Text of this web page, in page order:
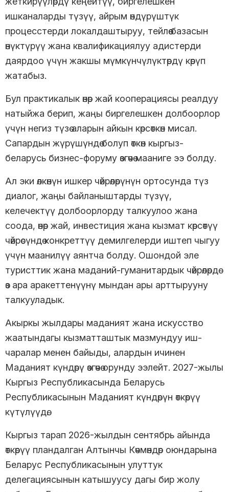
ишканаларды түзүү, айрым өндүрүштүк
процесстерди локалдаштыруу, тейлөө базасын
өнүктүрүү жана квалификациялуу адистерди
даярдоо үчүн жакшы мүмкүнчүлүктөрдү көрүп
жатабыз.
Бул практикалык өнөр жай кооперациясы реалдуу
натыйжа берип, жаңы биргелешкен долбоорлор
үчүн негиз түзө аларын айкын көрсөткөн мисал.
Сапардын жүрүшүндө болуп өткөн кыргыз-
беларусь бизнес-форуму өзгөчө мааниге ээ болду.
Ал эки өлкөнүн ишкер чөйрөлөрүнүн ортосунда түз
диалог, жаңы байланыштарды түзүү,
келечектүү долбоорлорду талкуулоо жана
соода, өнөр жай, инвестиция жана кызмат көрсөтүү
чөйрөсүндө конкреттүү демилгелерди иштеп чыгуу
үчүн маанилүү аянтча болду. Ошондой эле
туристтик жана маданий-гуманитардык чөйрөлөрдө
өз ара аракеттенүүнү мындан ары арттырууну
талкууладык.
Акыркы жылдары маданият жана искусство
жаатындагы кызматташтык мазмундуу иш-
чаралар менен байыды, алардын ичинен
Маданият күндөрү өзгөчө орунду ээлейт. 2027-жылы
Кыргыз Республикасында Беларусь
Республикасынын Маданият күндөрүн өткөрүү
күтүлүүдө.
Кыргыз тарап 2026-жылдын сентябрь айында
өткөрүү пландалган Алтынчы Көчмөндөр оюндарына
Беларус Республикасынын улуттук
делегациясынын катышуусу дагы бир жолу